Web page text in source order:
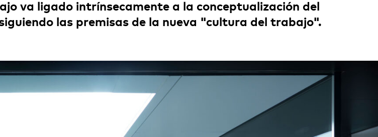
va ligado intrínsecamente a la conceptualización del
las premisas de la nueva "cultura del trabajo".